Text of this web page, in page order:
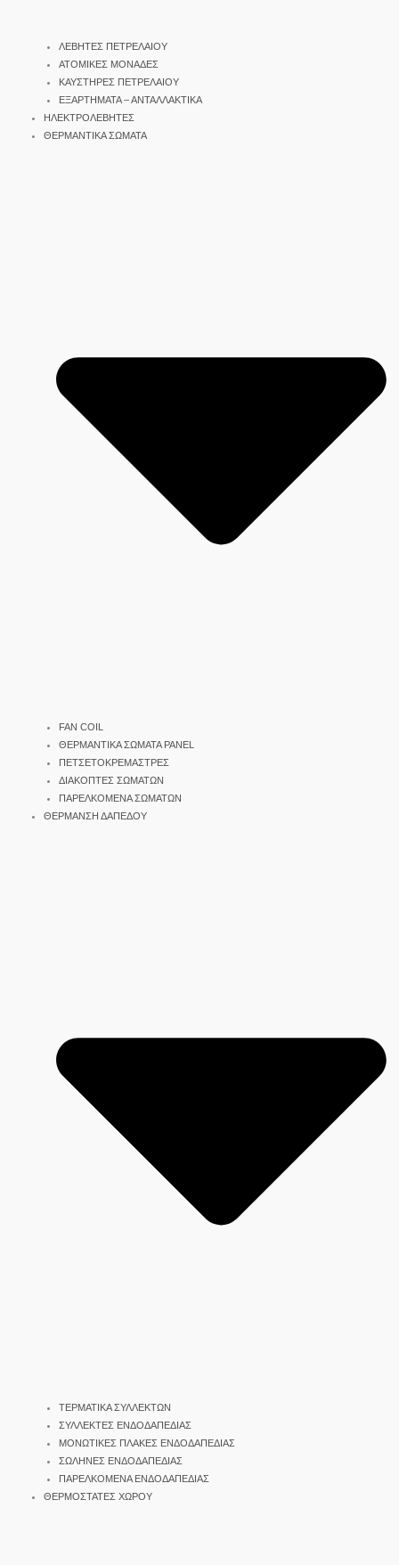
ΛΕΒΗΤΕΣ ΠΕΤΡΕΛΑΙΟΥ
ΑΤΟΜΙΚΕΣ ΜΟΝΑΔΕΣ
ΚΑΥΣΤΗΡΕΣ ΠΕΤΡΕΛΑΙΟΥ
ΕΞΑΡΤΗΜΑΤΑ – ΑΝΤΑΛΛΑΚΤΙΚΑ
ΗΛΕΚΤΡΟΛΕΒΗΤΕΣ
ΘΕΡΜΑΝΤΙΚΑ ΣΩΜΑΤΑ
FAN COIL
ΘΕΡΜΑΝΤΙΚΑ ΣΩΜΑΤΑ PANEL
ΠΕΤΣΕΤΟΚΡΕΜΑΣΤΡΕΣ
ΔΙΑΚΟΠΤΕΣ ΣΩΜΑΤΩΝ
ΠΑΡΕΛΚΟΜΕΝΑ ΣΩΜΑΤΩΝ
ΘΕΡΜΑΝΣΗ ΔΑΠΕΔΟΥ
ΤΕΡΜΑΤΙΚΑ ΣΥΛΛΕΚΤΩΝ
ΣΥΛΛΕΚΤΕΣ ΕΝΔΟΔΑΠΕΔΙΑΣ
ΜΟΝΩΤΙΚΕΣ ΠΛΑΚΕΣ ΕΝΔΟΔΑΠΕΔΙΑΣ
ΣΩΛΗΝΕΣ ΕΝΔΟΔΑΠΕΔΙΑΣ
ΠΑΡΕΛΚΟΜΕΝΑ ΕΝΔΟΔΑΠΕΔΙΑΣ
ΘΕΡΜΟΣΤΑΤΕΣ ΧΩΡΟΥ